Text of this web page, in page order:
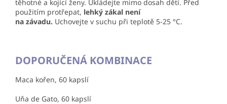
těhotné a kojící ženy. Ukládejte mimo dosah dětí. Před
použitím protřepat, lehký zákal není
na závadu. Uchovejte v suchu při teplotě 5-25 °C.
DOPORUČENÁ KOMBINACE
Maca kořen, 60 kapslí
Uňa de Gato, 60 kapslí